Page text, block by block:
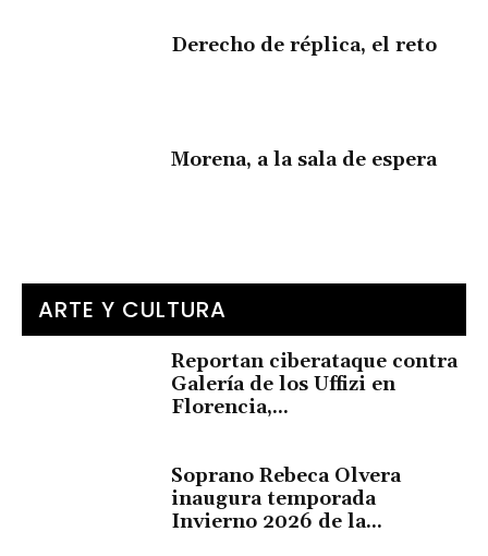
Derecho de réplica, el reto
Morena, a la sala de espera
ARTE Y CULTURA
Reportan ciberataque contra
Galería de los Uffizi en
Florencia,...
Soprano Rebeca Olvera
inaugura temporada
Invierno 2026 de la...